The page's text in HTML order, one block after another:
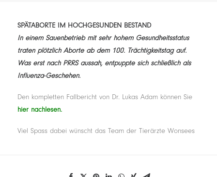
SPÄTABORTE IM HOCHGESUNDEN BESTAND
In einem Sauenbetrieb mit sehr hohem Gesundheitsstatus
traten plötzlich Aborte ab dem 100. Trächtigkeitstag auf.
Was erst nach PRRS aussah, entpuppte sich schließlich als
Influenza-Geschehen.
Den kompletten Fallbericht von Dr. Lukas Adam können Sie
hier nachlesen.
Viel Spass dabei wünscht das Team der Tierärzte Wonsees